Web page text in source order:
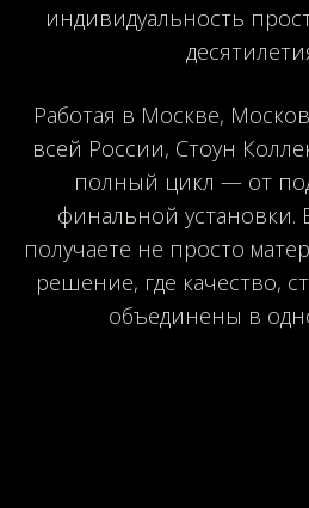
индивидуальность
Работая в Москве,
всей России, Стоун
полный цикл — от
финальной установки.
получаете не просто
решение, где качество,
объединены в